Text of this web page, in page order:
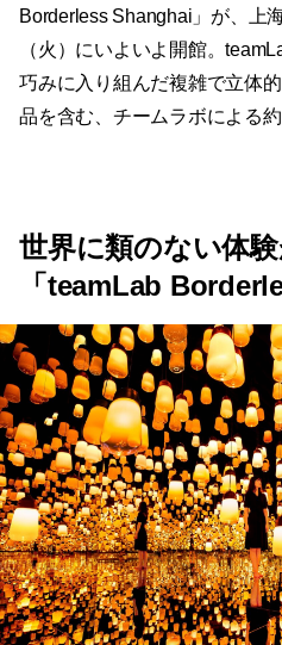
Borderless Shanghai」が、上
（火）にいよいよ開館。
巧みに入り組んだ複雑で立体
品を含む、チームラボによる
世界に類のない体
「teamLab